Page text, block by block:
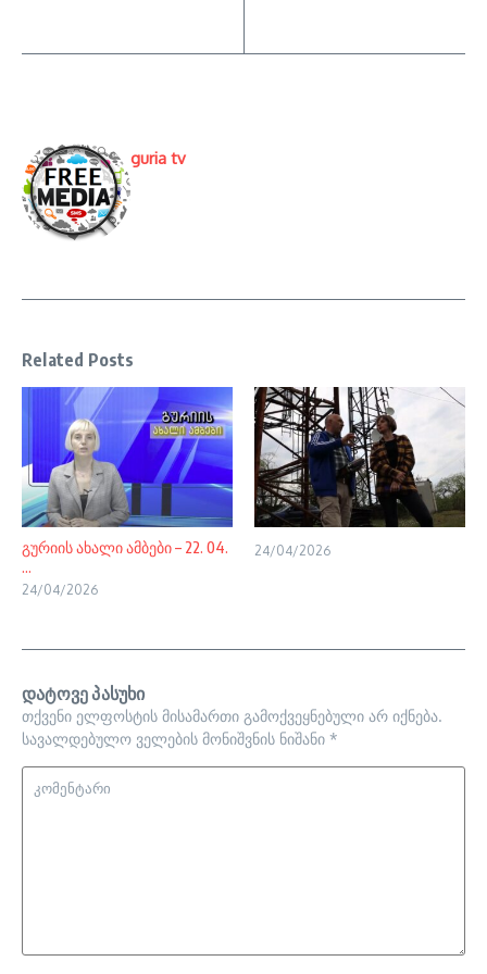
guria tv
Related Posts
გურიის ახალი ამბები – 22. 04.
...
24/04/2026
24/04/2026
დატოვე პასუხი
თქვენი ელფოსტის მისამართი გამოქვეყნებული არ იქნება.
სავალდებულო ველების მონიშვნის ნიშანი *